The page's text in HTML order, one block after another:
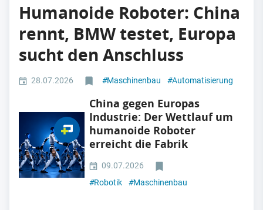
Humanoide Roboter: China
rennt, BMW testet, Europa
sucht den Anschluss
28.07.2026 #Maschinenbau #Automatisierung
China gegen Europas
Industrie: Der Wettlauf um
humanoide Roboter
erreicht die Fabrik
09.07.2026
#Robotik #Maschinenbau